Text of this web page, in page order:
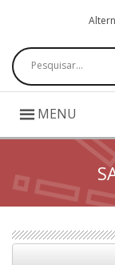
Pesquisar
MENU